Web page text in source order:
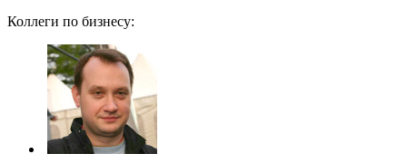
Коллеги по бизнесу: